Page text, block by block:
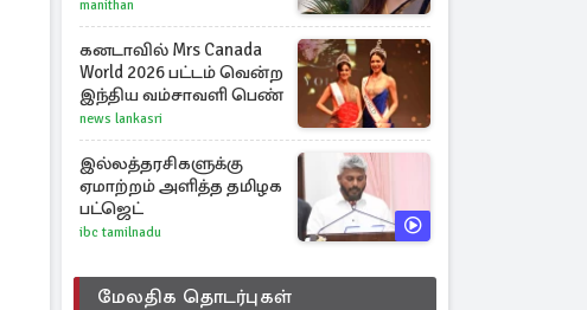
manithan
கனடாவில் Mrs Canada
World 2026 பட்டம் வென்ற
இந்திய வம்சாவளி பெண்
news lankasri
இல்லத்தரசிகளுக்கு
ஏமாற்றம் அளித்த தமிழக
பட்ஜெட்
ibc tamilnadu
மேலதிக தொடர்புகள்